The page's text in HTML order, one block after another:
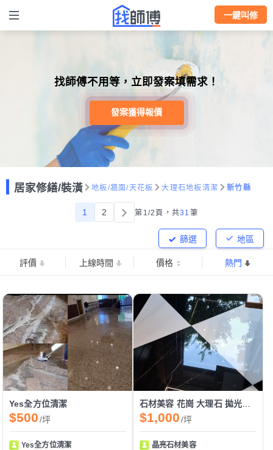
一鍵叫修
找師傅不用等，立即發案填需求！
發案獲得報價
居家修繕/裝潢 地板/牆面/天花板 大理石地板清潔 新竹縣
1 2 第1/2頁， 共31 筆
地區
篩選
評價 上線時間 價格 熱門
Yes全方位清潔
$500/坪
Yes全方位清潔
$1,000/坪
晶亮石材美容